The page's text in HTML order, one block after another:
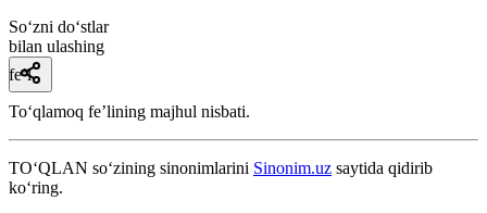
So‘zni do‘stlar
bilan ulashing
fe’l
Toʻqlamoq feʼlining majhul nisbati.
TO‘QLAN so‘zining sinonimlarini Sinonim.uz saytida qidirib
ko‘ring.